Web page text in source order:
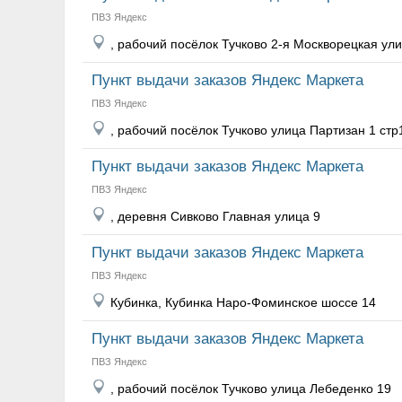
ПВЗ Яндекс
, рабочий посёлок Тучково 2-я Москворецкая
Пункт выдачи заказов Яндекс Маркета
ПВЗ Яндекс
, рабочий посёлок Тучково улица Партизан 1 стр1
Пункт выдачи заказов Яндекс Маркета
ПВЗ Яндекс
, деревня Сивково Главная улица 9
Пункт выдачи заказов Яндекс Маркета
ПВЗ Яндекс
Кубинка, Кубинка Наро-Фоминское шоссе 14
Пункт выдачи заказов Яндекс Маркета
ПВЗ Яндекс
, рабочий посёлок Тучково улица Лебеденко 19